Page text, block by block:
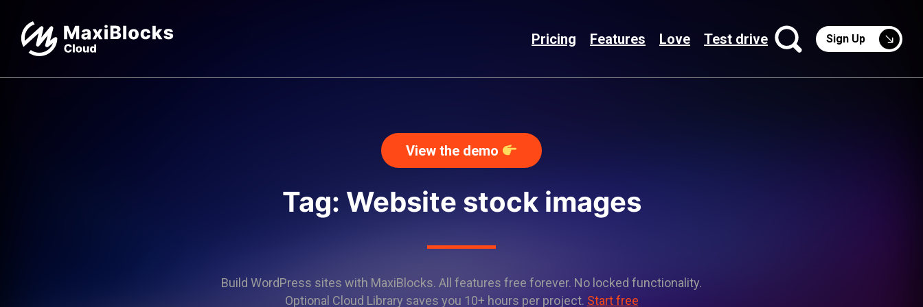
Pricing Features Love Test drive Sign Up
View the demo
Tag: Website stock images
Build WordPress sites with MaxiBlocks. All features free forever. No locked functionality.
Optional Cloud Library saves you 10+ hours per project. Start free